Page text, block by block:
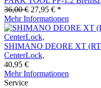
36,00 € 27,95 € *
Mehr Informationen
SHIMANO DEORE XT
CenterLock,
40,95 €
Mehr Informationen
Service